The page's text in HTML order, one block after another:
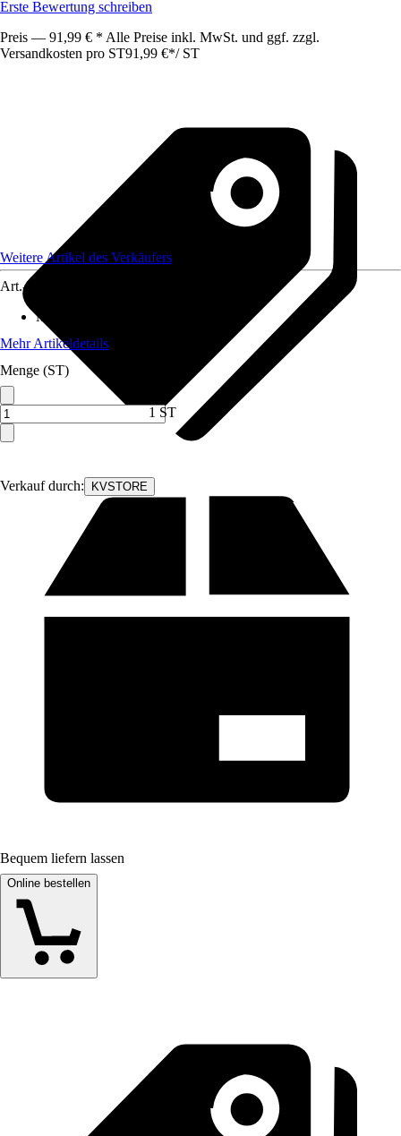
Erste Bewertung schreiben
Preis — 91,99 € * Alle Preise inkl. MwSt. und ggf. zzgl.
Versandkosten pro ST91,99 €*/ ST
Verkauf durch: KVSTORE
Weitere Artikel des Verkäufers
Art.-Nr.
Maße (BxHxT)
Mehr Artikeldetails
Menge (ST)
1 ST
Bequem liefern lassen
Online bestellen